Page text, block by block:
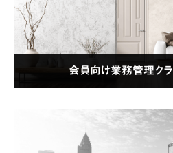
会員向け業務管理クラ